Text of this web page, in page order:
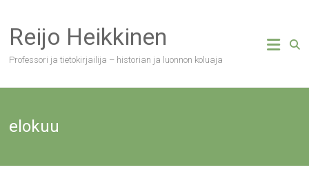
content
Reijo Heikkinen
Professori ja tietokirjailija – historian ja luonnon koluaja
elokuu